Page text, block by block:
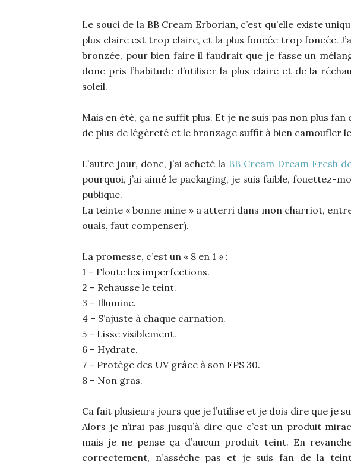
Le souci de la BB Cream Erborian, c’est qu’elle existe
plus claire est trop claire, et la plus foncée trop foncée.
bronzée, pour bien faire il faudrait que je fasse un
donc pris l’habitude d’utiliser la plus claire et de la
soleil.
Mais en été, ça ne suffit plus. Et je ne suis pas non plus fan
de plus de légèreté et le bronzage suffit à bien camoufler
L’autre jour, donc, j’ai acheté la BB Cream Dream Fresh
pourquoi, j’ai aimé le packaging, je suis faible, fouettez-
publique.
La teinte « bonne mine » a atterri dans mon charriot,
ouais, faut compenser).
La promesse, c’est un « 8 en 1 » :
1 – Floute les imperfections.
2 – Rehausse le teint.
3 – Illumine.
4 – S’ajuste à chaque carnation.
5 – Lisse visiblement.
6 – Hydrate.
7 – Protège des UV grâce à son FPS 30.
8 – Non gras.
Ca fait plusieurs jours que je l’utilise et je dois dire que je
Alors je n’irai pas jusqu’à dire que c’est un produit
mais je ne pense ça d’aucun produit teint. En
correctement, n’assèche pas et je suis fan de la